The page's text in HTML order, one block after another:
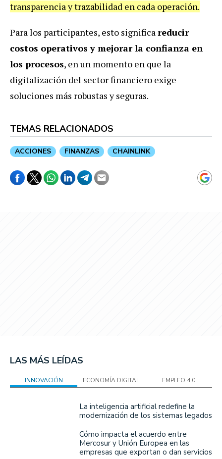
transparencia y trazabilidad en cada operación.
Para los participantes, esto significareducir
costos operativos y mejorar la confianza en
los procesos, en un momento en que la
digitalización del sector financiero exige
soluciones más robustas y seguras.
TEMAS RELACIONADOS
ACCIONES FINANZAS CHAINLINK
LAS MÁS LEÍDAS
INNOVACIÓN ECONOMÍA DIGITAL EMPLEO 4.0
La inteligencia artificial redefine la
modernización de los sistemas legados
Cómo impacta el acuerdo entre
Mercosur y Unión Europea en las
empresas que exportan o dan servicios